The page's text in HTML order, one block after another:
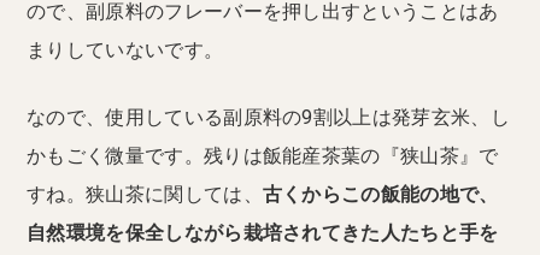
ので、副原料のフレーバーを押し出すということはあ
まりしていないです。
なので、使用している副原料の9割以上は発芽玄米、し
かもごく微量です。残りは飯能産茶葉の『狭山茶』で
すね。狭山茶に関しては、 古くからこの飯能の地で、
自然環境を保全しながら栽培されてきた人たちと手を